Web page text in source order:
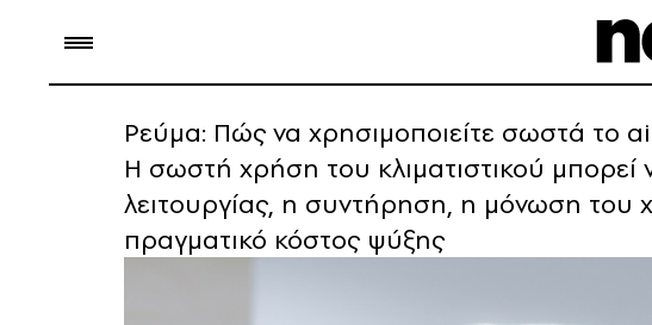
Ρεύμα: Πώς να χρησιμοποιείτε σωστά το
Η σωστή χρήση του κλιματιστικού
λειτουργίας, η συντήρηση, η μόνωση
πραγματικό κόστος ψύξης